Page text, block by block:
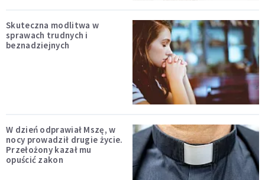
Skuteczna modlitwa w
sprawach trudnych i
beznadziejnych
W dzień odprawiał Mszę, w
nocy prowadził drugie życie.
Przełożony kazał mu
opuścić zakon